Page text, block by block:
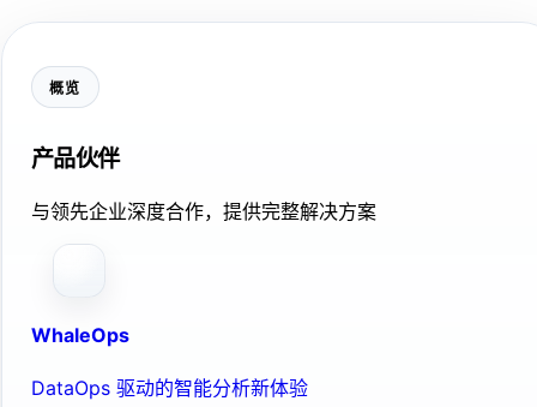
概览
产品伙伴
与领先企业深度合作，提供完整解决方案
WhaleOps
DataOps 驱动的智能分析新体验